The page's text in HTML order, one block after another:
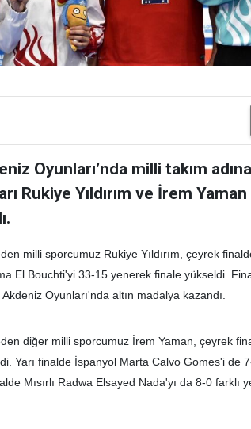
Oyunları’nda milli takım
Rukiye Yıldırım ve İrem
milli sporcumuz Rukiye Yıldırım, çeyrek
El Bouchti'yi 33-15 yenerek finale yükseldi.
Oyunları'nda altın madalya kazandı.
diğer milli sporcumuz İrem Yaman, çeyrek
Yarı finalde İspanyol Marta Calvo Gomes'i de
Mısırlı Radwa Elsayed Nada'yı da 8-0 farklı